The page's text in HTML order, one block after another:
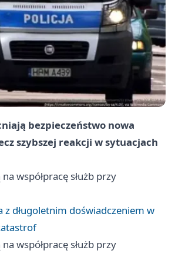
bezpieczeństwo nowa
szybszej reakcji w sytuacjach
współpracę służb przy
z długoletnim doświadczeniem w
współpracę służb przy